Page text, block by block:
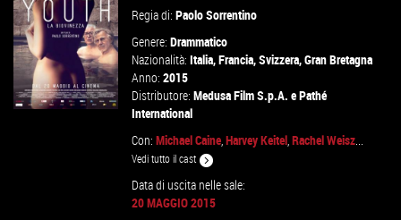
Regia di:Paolo Sorrentino
Genere:Drammatico
Nazionalità:Italia,Francia,Svizzera,Gran Bretagna
Anno:2015
Distributore:Medusa Film S.p.A. ePathé
International
Con:Michael Caine,Harvey Keitel,Rachel Weisz...
Vedi tutto il cast
Data di uscita nelle sale:
20 MAGGIO 2015